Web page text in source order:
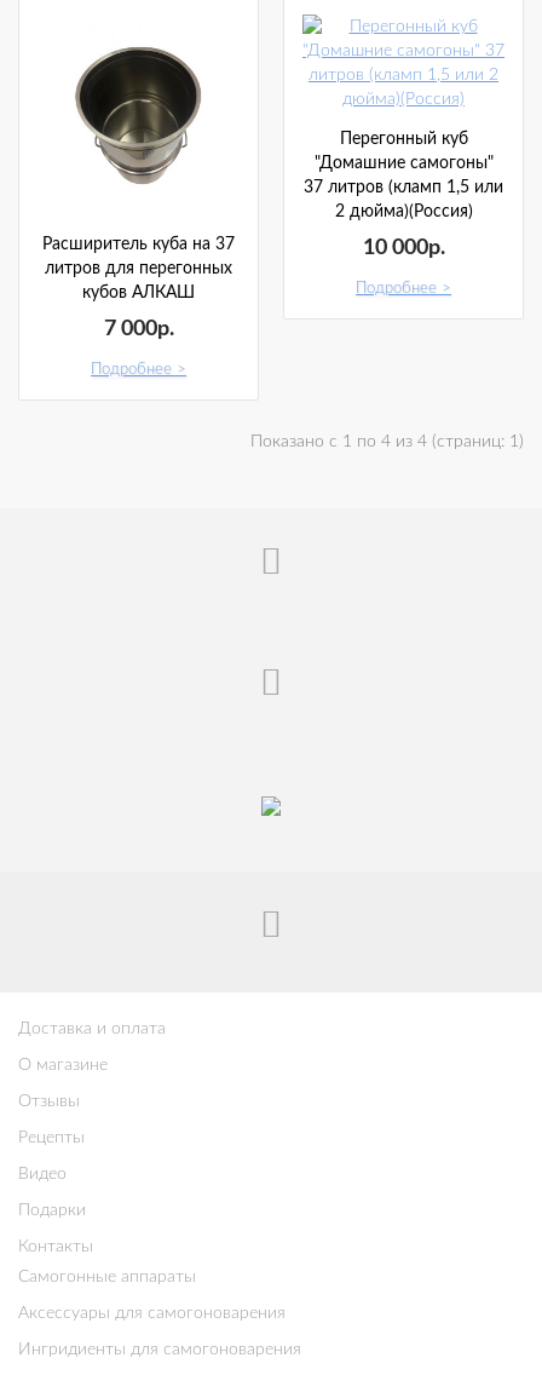
Расширитель куба на 37
литров для перегонных
кубов АЛКАШ
7 000р.
Подробнее
Перегонный куб
"Домашние самогоны"
37 литров (кламп 1,5 или
2 дюйма)(Россия)
10 000р.
Подробнее
Показано с 1 по 4 из 4 (страниц: 1)
Доставка и оплата
О магазине
Отзывы
Рецепты
Видео
Подарки
Контакты
Самогонные аппараты
Аксессуары для самогоноварения
Ингридиенты для самогоноварения